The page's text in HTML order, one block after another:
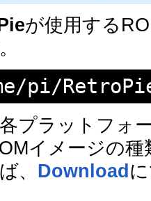
が使用する
pi/
プラットフォ
イメージの
、 Download